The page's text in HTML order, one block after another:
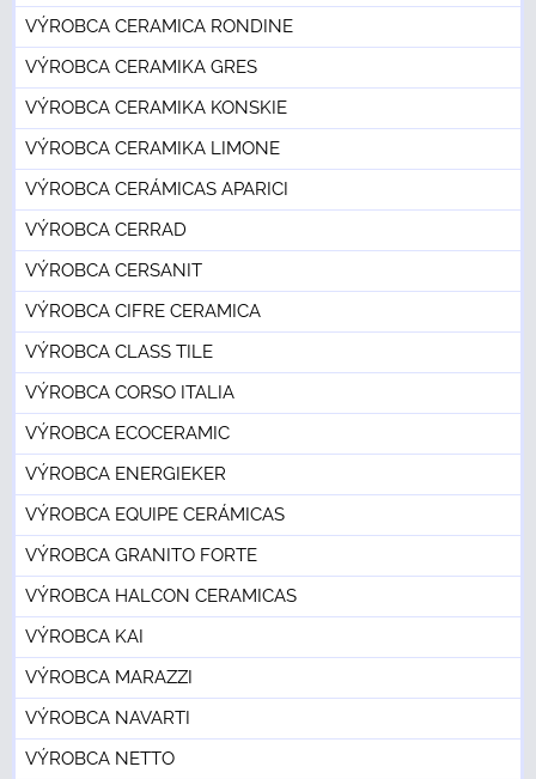
VÝROBCA CERAMICA RONDINE
VÝROBCA CERAMIKA GRES
VÝROBCA CERAMIKA KONSKIE
VÝROBCA CERAMIKA LIMONE
VÝROBCA CERÁMICAS APARICI
VÝROBCA CERRAD
VÝROBCA CERSANIT
VÝROBCA CIFRE CERAMICA
VÝROBCA CLASS TILE
VÝROBCA CORSO ITALIA
VÝROBCA ECOCERAMIC
VÝROBCA ENERGIEKER
VÝROBCA EQUIPE CERÁMICAS
VÝROBCA GRANITO FORTE
VÝROBCA HALCON CERAMICAS
VÝROBCA KAI
VÝROBCA MARAZZI
VÝROBCA NAVARTI
VÝROBCA NETTO